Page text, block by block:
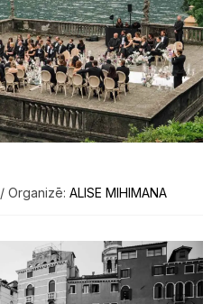
/ Organizē: ALISE MIHIMANA